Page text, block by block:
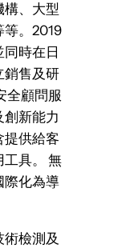
構、大型
等。2019
時在日
銷售及研
全顧問服
新能力
提供給客
工具。 無
際化為導
檢測及